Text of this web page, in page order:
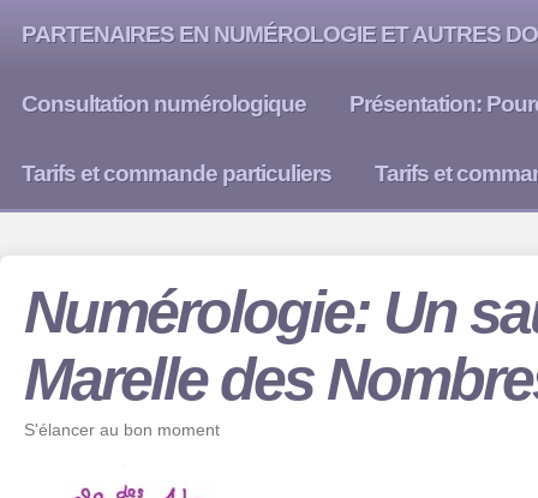
PARTENAIRES EN NUMÉROLOGIE ET AUTRES
Consultation numérologique Présentation:
Tarifs et commande particuliers Tarifs et
Numérologie: Un
Marelle des
S'élancer au bon moment